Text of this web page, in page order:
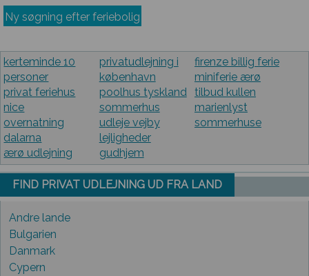
Ny søgning efter feriebolig
kerteminde 10
personer
privat feriehus
nice
overnatning
dalarna
ærø udlejning
privatudlejning i
københavn
poolhus tyskland
sommerhus
udleje vejby
lejligheder
gudhjem
firenze billig ferie
miniferie ærø
tilbud kullen
marienlyst
sommerhuse
FIND PRIVAT UDLEJNING UD FRA LAND
Andre lande
Bulgarien
Danmark
Cypern